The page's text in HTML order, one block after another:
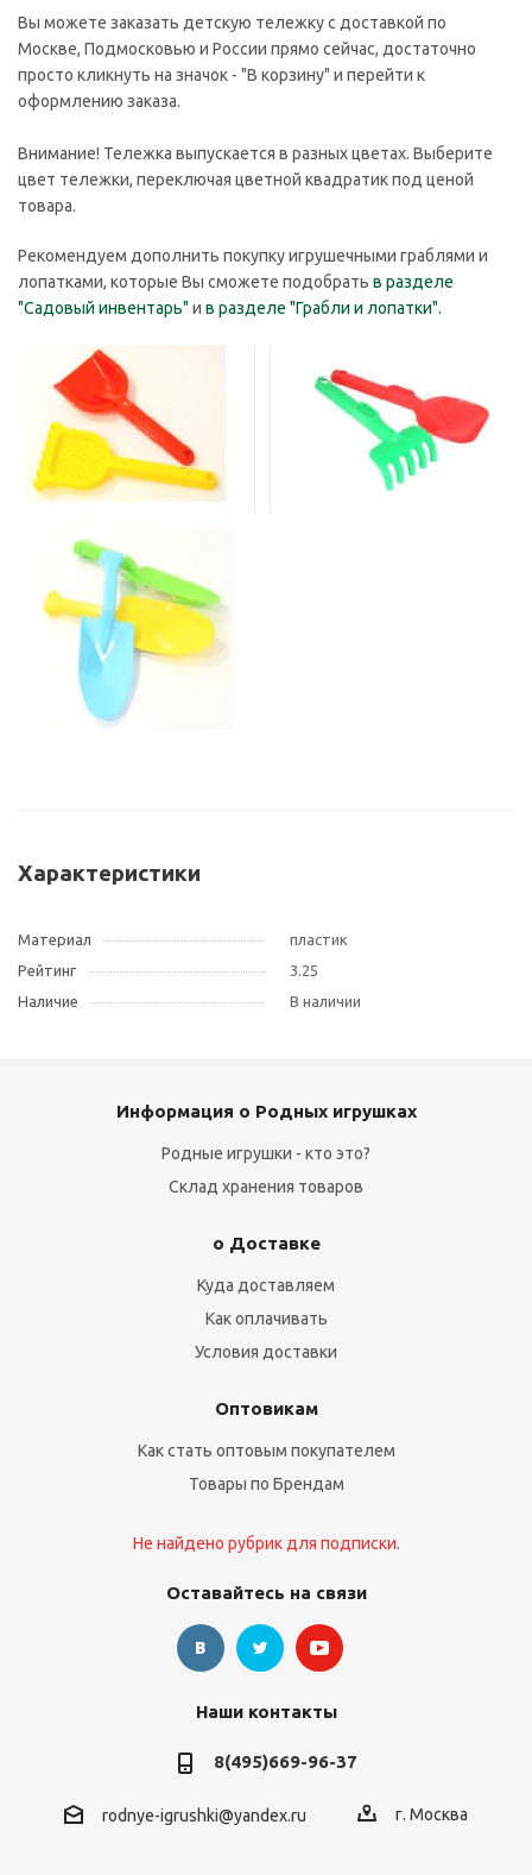
Вы можете заказать детскую тележку с доставкой по
Москве, Подмосковью и России прямо сейчас, достаточно
просто кликнуть на значок - "В корзину" и перейти к
оформлению заказа.
Внимание! Тележка выпускается в разных цветах. Выберите
цвет тележки, переключая цветной квадратик под ценой
товара.
Рекомендуем дополнить покупку игрушечными граблями и
лопатками, которые Вы сможете подобрать в разделе
"Садовый инвентарь" и в разделе "Грабли и лопатки".
Характеристики
Материал
пластик
Рейтинг
3.25
Наличие
В наличии
Информация о Родных игрушках
Родные игрушки - кто это?
Склад хранения товаров
о Доставке
Куда доставляем
Как оплачивать
Условия доставки
Оптовикам
Как стать оптовым покупателем
Товары по Брендам
Не найдено рубрик для подписки.
Оставайтесь на связи
Наши контакты
8(495)669-96-37
rodnye-igrushki@yandex.ru г. Москва